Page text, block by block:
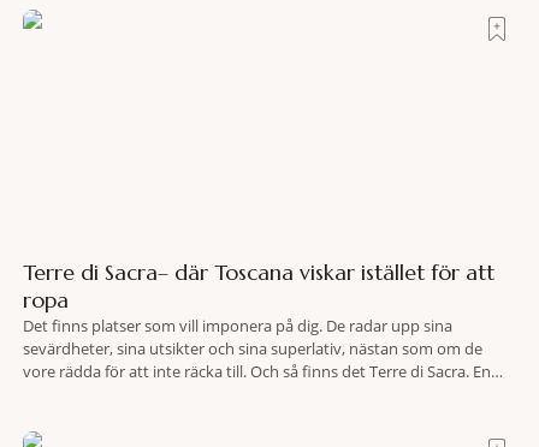
Terre di Sacra– där Toscana viskar istället för att
ropa
Det finns platser som vill imponera på dig. De radar upp sina
sevärdheter, sina utsikter och sina superlativ, nästan som om de
vore rädda för att inte räcka till. Och så finns det Terre di Sacra. En